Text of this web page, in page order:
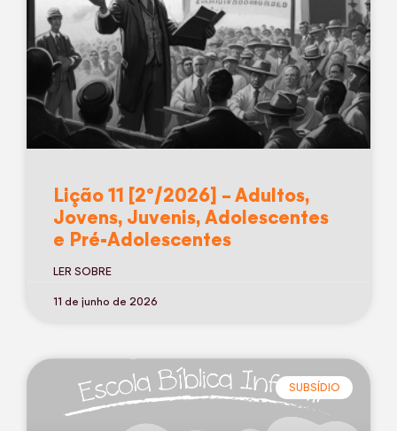
Lição 11 [2º/2026] – Adultos,
Jovens, Juvenis, Adolescentes
e Pré-Adolescentes
LER SOBRE
11 de junho de 2026
SUBSÍDIO